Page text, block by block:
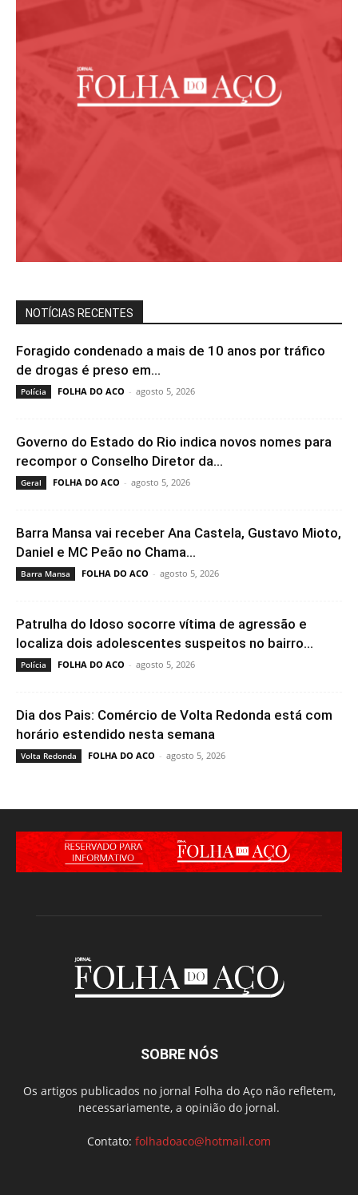
NOTÍCIAS RECENTES
Foragido condenado a mais de 10 anos por tráfico
de drogas é preso em...
Polícia FOLHA DO ACO - agosto 5, 2026
Governo do Estado do Rio indica novos nomes para
recompor o Conselho Diretor da...
Geral FOLHA DO ACO - agosto 5, 2026
Barra Mansa vai receber Ana Castela, Gustavo Mioto,
Daniel e MC Peão no Chama...
Barra Mansa FOLHA DO ACO - agosto 5, 2026
Patrulha do Idoso socorre vítima de agressão e
localiza dois adolescentes suspeitos no bairro...
Polícia FOLHA DO ACO - agosto 5, 2026
Dia dos Pais: Comércio de Volta Redonda está com
horário estendido nesta semana
Volta Redonda FOLHA DO ACO - agosto 5, 2026
SOBRE NÓS
Os artigos publicados no jornal Folha do Aço não refletem,
necessariamente, a opinião do jornal.
Contato: folhadoaco@hotmail.com